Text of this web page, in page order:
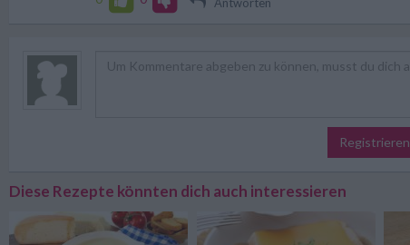
Antworten
Registrieren
Diese Rezepte könnten dich auch interessieren